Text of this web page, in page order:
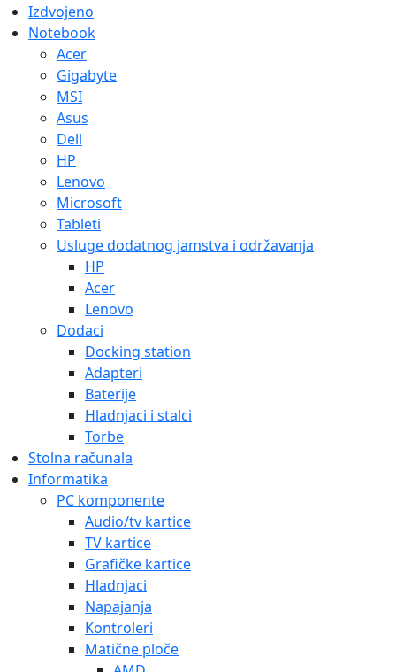
Izdvojeno
Notebook
Acer
Gigabyte
MSI
Asus
Dell
HP
Lenovo
Microsoft
Tableti
Usluge dodatnog jamstva i održavanja
HP
Acer
Lenovo
Dodaci
Docking station
Adapteri
Baterije
Hladnjaci i stalci
Torbe
Stolna računala
Informatika
PC komponente
Audio/tv kartice
TV kartice
Grafičke kartice
Hladnjaci
Napajanja
Kontroleri
Matične ploče